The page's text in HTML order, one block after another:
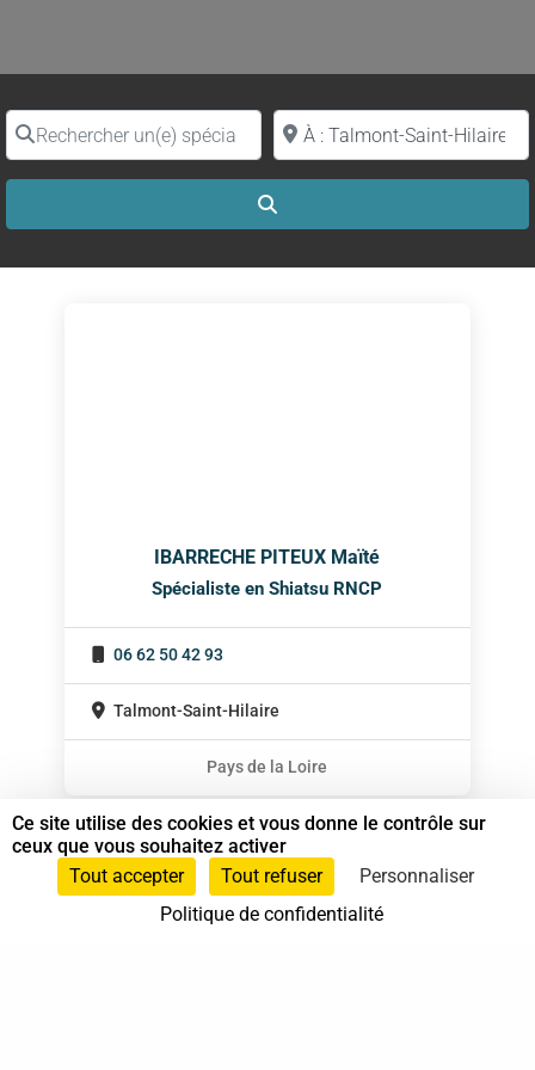
Rechercher un(e) spécialiste par nomProche de (ville ou région)
IBARRECHE PITEUX Maïté
Spécialiste en Shiatsu RNCP
06 62 50 42 93
Talmont-Saint-Hilaire
Pays de la Loire
Ce site utilise des cookies et vous donne le contrôle sur
ceux que vous souhaitez activer
Tout accepter
Tout refuser
Personnaliser
Politique de confidentialité